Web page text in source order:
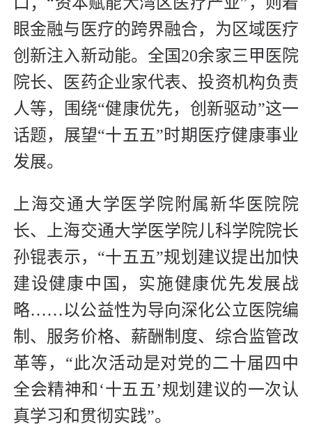
眼金融与医疗的跨界融合，为区域医疗
创新注入新动能。全国20余家三甲医院
院长、医药企业家代表、投资机构负责
人等，围绕“健康优先，创新驱动”这一
话题，展望“十五五”时期医疗健康事业
发展。
上海交通大学医学院附属新华医院院
长、上海交通大学医学院儿科学院院长
孙锟表示，“十五五”规划建议提出加快
建设健康中国，实施健康优先发展战
略……以公益性为导向深化公立医院编
制、服务价格、薪酬制度、综合监管改
革等，“此次活动是对党的二十届四中
全会精神和‘十五五’规划建议的一次认
真学习和贯彻实践”。